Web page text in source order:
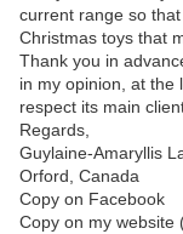
current range so
Christmas toys that
Thank you in
in my opinion, at the
respect its main
Regards,
Guylaine-Amaryllis
Orford, Canada
Copy on Facebook
Copy on my website